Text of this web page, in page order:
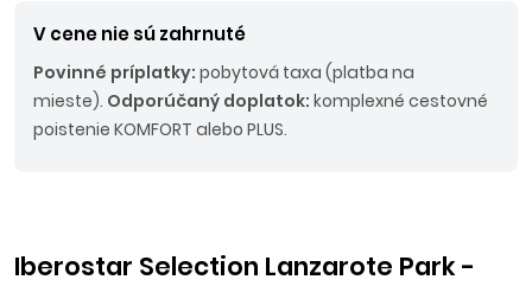
V cene nie sú zahrnuté
Povinné príplatky: pobytová taxa (platba na
mieste). Odporúčaný doplatok: komplexné cestovné
poistenie KOMFORT alebo PLUS.
Iberostar Selection Lanzarote Park -